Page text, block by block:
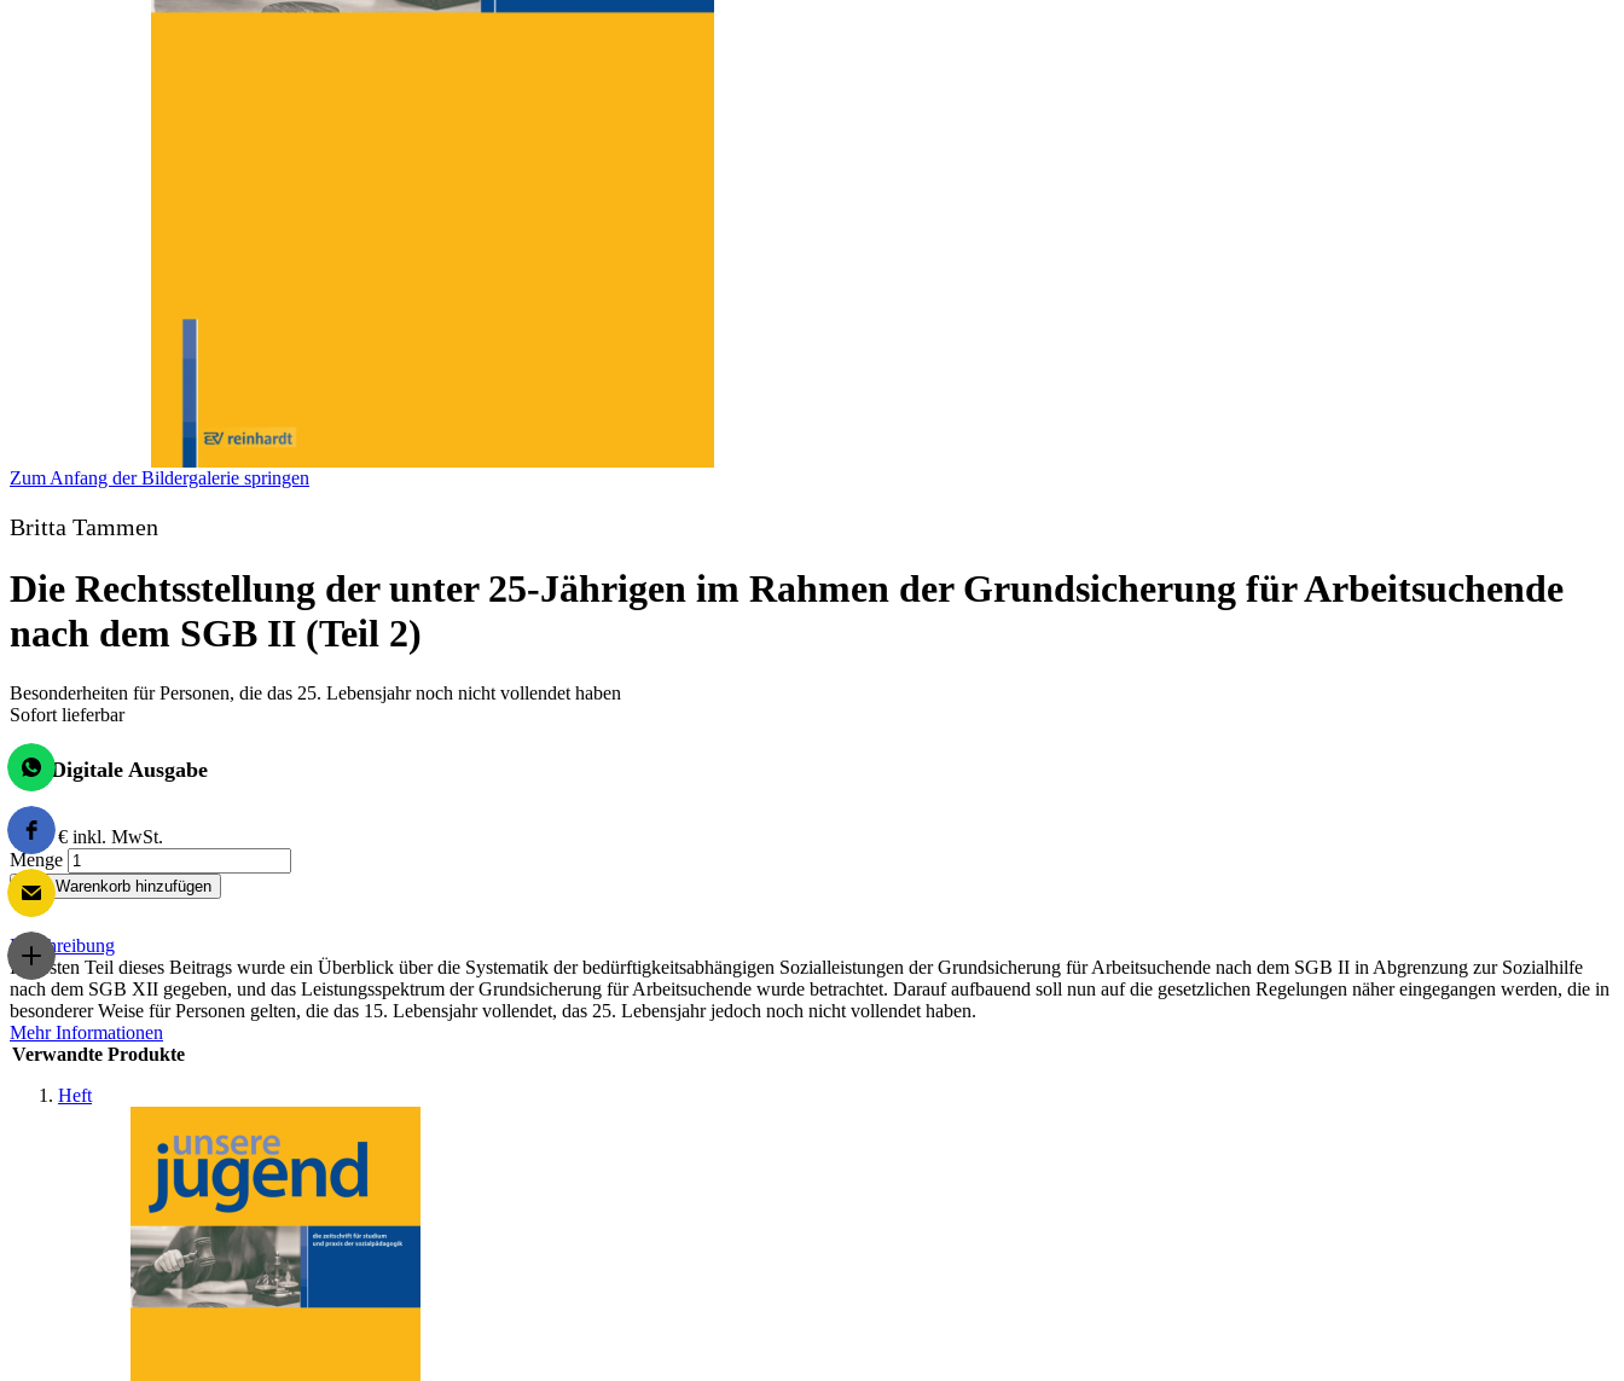
Zum Anfang der Bildergalerie springen
Britta Tammen
Die Rechtsstellung der unter 25-Jährigen im Rahmen der Grundsicherung für Arbeitsuchende
nach dem SGB II (Teil 2)
Besonderheiten für Personen, die das 25. Lebensjahr noch nicht vollendet haben
Sofort lieferbar
Digitale Ausgabe
13,00 € inkl. MwSt.
Menge
Zum Warenkorb hinzufügen
Beschreibung
Im ersten Teil dieses Beitrags wurde ein Überblick über die Systematik der bedürftigkeitsabhängigen Sozialleistungen der Grundsicherung für Arbeitsuchende nach dem SGB II in Abgrenzung zur Sozialhilfe
nach dem SGB XII gegeben, und das Leistungsspektrum der Grundsicherung für Arbeitsuchende wurde betrachtet. Darauf aufbauend soll nun auf die gesetzlichen Regelungen näher eingegangen werden, die in
besonderer Weise für Personen gelten, die das 15. Lebensjahr vollendet, das 25. Lebensjahr jedoch noch nicht vollendet haben.
Mehr Informationen
Verwandte Produkte
Heft